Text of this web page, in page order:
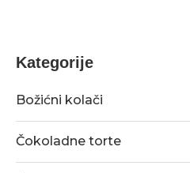
Kategorije
Božićni kolači
Čokoladne torte